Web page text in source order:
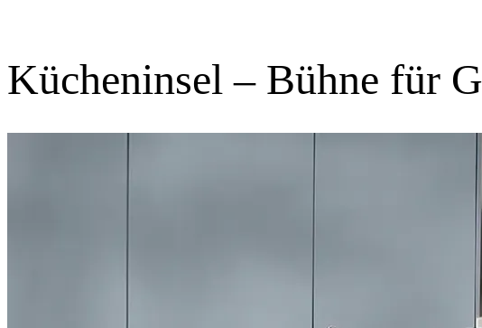
Kücheninsel – Bühne für